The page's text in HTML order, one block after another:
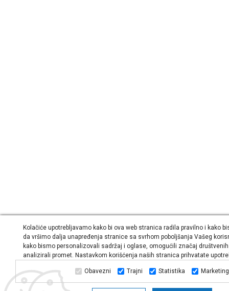
Kolačiće upotrebljavamo kako bi ova web stranica radila pravilno i kako
da vršimo dalja unapređenja stranice sa svrhom poboljšanja Vašeg
kako bismo personalizovali sadržaj i oglase, omogućili značaj
analizirali promet. Nastavkom korišćenja naših stranica prihvatate
Obavezni Trajni Statistika Marketing